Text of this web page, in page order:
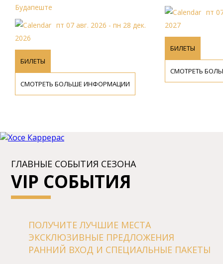
Будапеште
пт 07 авг. 2026 - пн 28 дек.
2026
БИЛЕТЫ
СМОТРЕТЬ БОЛЬШЕ ИНФОРМАЦИИ
пт
2027
БИЛЕТЫ
СМОТРЕТЬ
ГЛАВНЫЕ СОБЫТИЯ СЕЗОНА
VIP СОБЫТИЯ
ПОЛУЧИТЕ ЛУЧШИЕ МЕСТА
ЭКСКЛЮЗИВНЫЕ ПРЕДЛОЖЕНИЯ
РАННИЙ ВХОД И СПЕЦИАЛЬНЫЕ ПАКЕТЫ